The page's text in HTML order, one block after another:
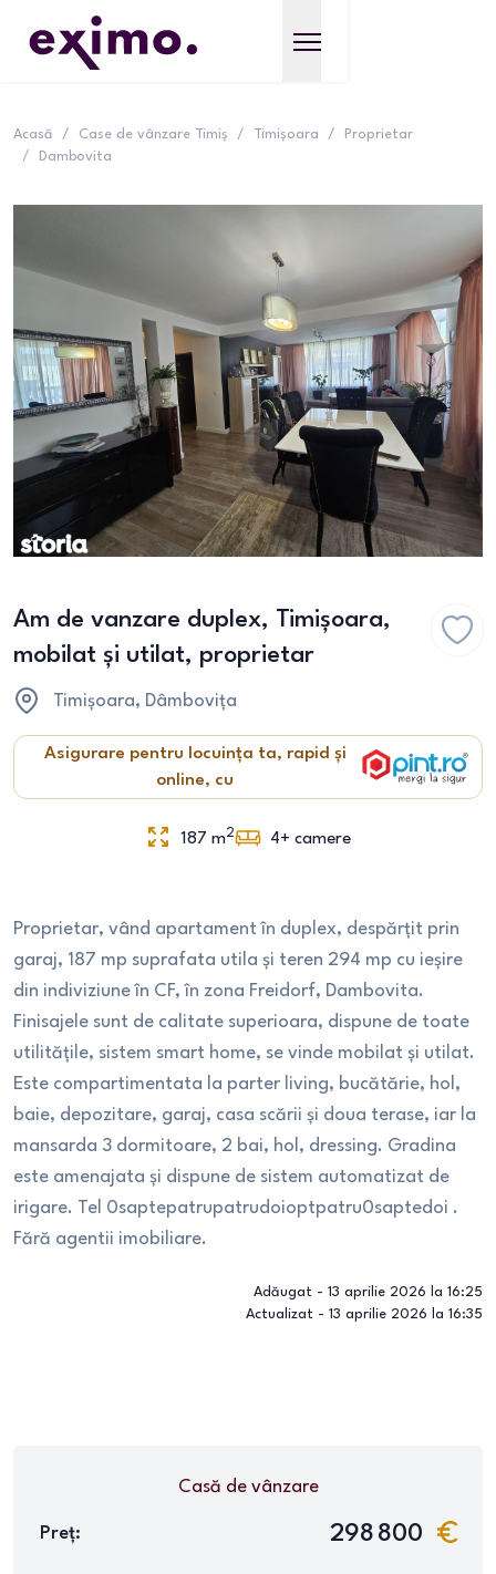
Acasă / Case de vânzare Timiș / Timișoara /
Proprietar
/
Dambovita
Am de vanzare duplex, Timișoara,
mobilat și utilat, proprietar
Timișoara, Dâmbovița
Asigurare pentru locuința ta, rapid și
online, cu
187 m2 4+ camere
Proprietar, vând apartament în duplex, despărțit prin
garaj, 187 mp suprafata utila și teren 294 mp cu ieșire
din indiviziune în CF, în zona Freidorf, Dambovita.
Finisajele sunt de calitate superioara, dispune de toate
utilitățile, sistem smart home, se vinde mobilat și utilat.
Este compartimentata la parter living, bucătărie, hol,
baie, depozitare, garaj, casa scării și doua terase, iar la
mansarda 3 dormitoare, 2 bai, hol, dressing. Gradina
este amenajata și dispune de sistem automatizat de
irigare. Tel 0saptepatrupatrudoioptpatru0saptedoi .
Fără agentii imobiliare.
Adăugat - 13 aprilie 2026 la 16:25
Actualizat - 13 aprilie 2026 la 16:35
Casă de vânzare
Preț: 298 800